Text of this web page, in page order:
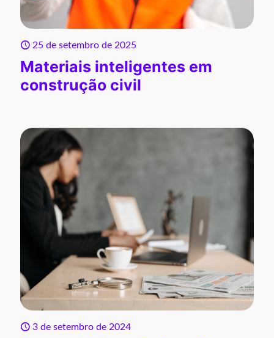
25 de setembro de 2025
Materiais inteligentes em
construção civil
3 de setembro de 2024